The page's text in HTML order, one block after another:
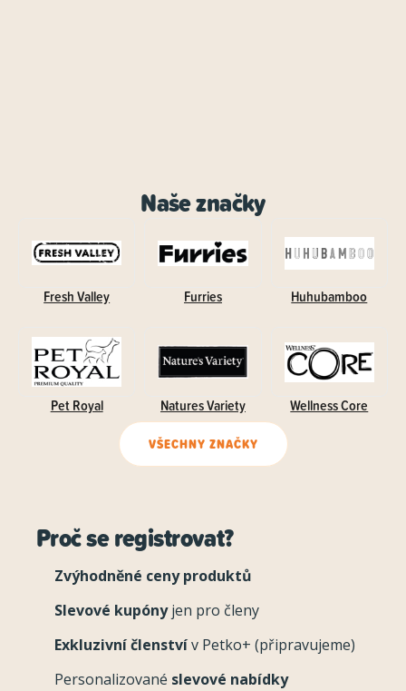
Naše značky
Fresh Valley Furries Huhubamboo
Pet Royal Natures Variety Wellness Core
VŠECHNY ZNAČKY
Proč se registrovat?
Zvýhodněné ceny produktů
Slevové kupónyjen pro členy
Exkluzivní členstvív Petko+ (připravujeme)
Personalizované slevové nabídky